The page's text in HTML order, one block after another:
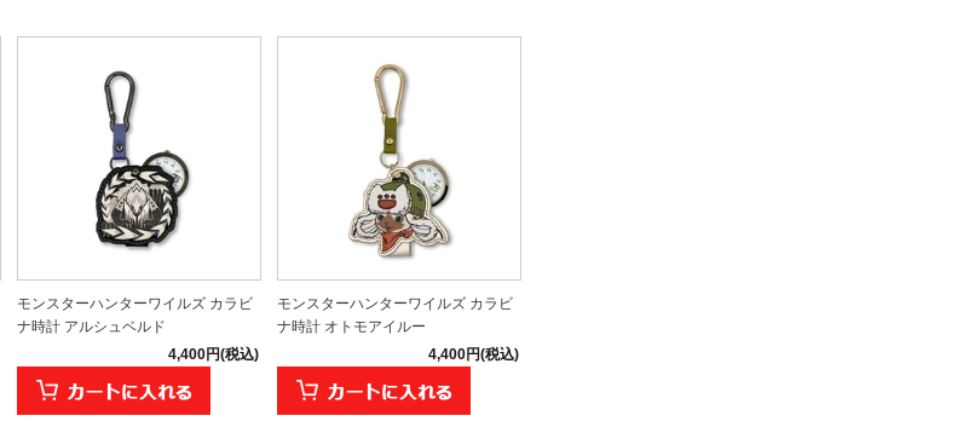
モンスターハンターワイルズ カラビ
ナ時計 アルシュベルド
4,400円(税込)
モンスターハンターワイルズ カラビ
ナ時計 オトモアイルー
4,400円(税込)